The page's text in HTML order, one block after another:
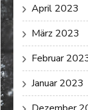
April 2023
März 2023
Februar
Januar 2023